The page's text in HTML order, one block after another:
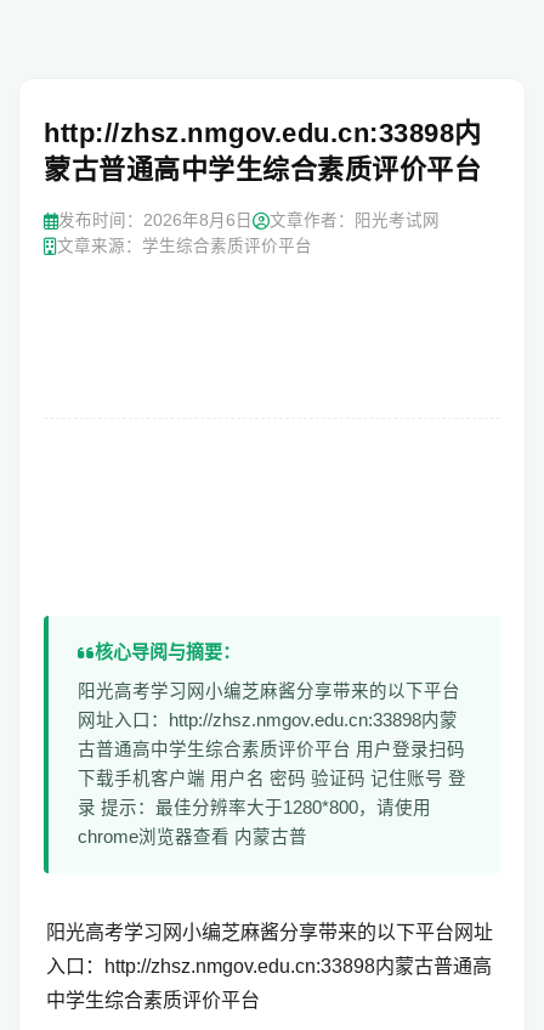
http://zhsz.nmgov.edu.cn:33898内
蒙古普通高中学生综合素质评价平台
发布时间： 2026年8月6日
文章作者：阳光考试网
文章来源：学生综合素质评价平台
核心导阅与摘要：
阳光高考学习网小编芝麻酱分享带来的以下平台
网址入口：http://zhsz.nmgov.edu.cn:33898内蒙
古普通高中学生综合素质评价平台 用户登录扫码
下载手机客户端 用户名 密码 验证码 记住账号 登
录 提示：最佳分辨率大于1280*800，请使用
chrome浏览器查看 内蒙古普
阳光高考学习网小编芝麻酱分享带来的以下平台网址
入口：http://zhsz.nmgov.edu.cn:33898内蒙古普通高
中学生综合素质评价平台